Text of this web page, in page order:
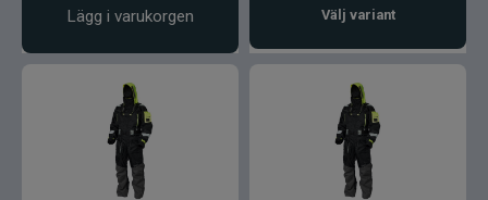
Lägg i varukorgen Välj variant